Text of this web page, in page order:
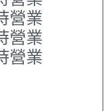
營業
營業
營業